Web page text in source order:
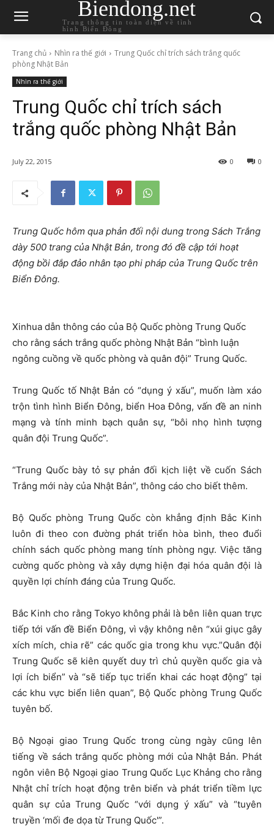
Biendong.net
Trang thông tin toàn diện về tình
hình Biển Đông
Trang chủ Nhìn ra thế giới
Trung Quốc chỉ trích sách trắng quốc
phòng Nhật Bản
Nhìn ra thế giới
Trung Quốc chỉ trích sách
trắng quốc phòng Nhật Bản
July 22, 2015 0
0
Trung Quốc hôm qua phản đối nội dung trong Sách Trắng
dày 500 trang của Nhật Bản, trong đó đề cập tới hoạt
động bồi đắp đảo nhân tạo phi pháp của Trung Quốc trên
Biển Đông.
Xinhua dẫn thông cáo của Bộ Quốc phòng Trung Quốc
cho rằng sách trắng quốc phòng Nhật Bản “bình luận
ngông cuồng về quốc phòng và quân đội” Trung Quốc.
Trung Quốc tố Nhật Bản có “dụng ý xấu”, muốn làm xáo
trộn tình hình Biển Đông, biển Hoa Đông, vấn đề an ninh
mạng và tính minh bạch quân sự, “bôi nhọ hình tượng
quân đội Trung Quốc”.
“Trung Quốc bày tỏ sự phản đối kịch liệt về cuốn Sách
Trắng mới này của Nhật Bản”, thông cáo cho biết thêm.
Bộ Quốc phòng Trung Quốc còn khẳng định Bắc Kinh
luôn đi theo con đường phát triển hòa bình, theo đuổi
chính sách quốc phòng mang tính phòng ngự. Việc tăng
cường quốc phòng và xây dựng hiện đại hóa quân đội là
quyền lợi chính đáng của Trung Quốc.
Bắc Kinh cho rằng Tokyo không phải là bên liên quan trực
tiếp tới vấn đề Biển Đông, vì vậy không nên “xúi giục gây
xích mích, chia rẽ” các quốc gia trong khu vực.”Quân đội
Trung Quốc sẽ kiên quyết duy trì chủ quyền quốc gia và
lợi ích biển” và “sẽ tiếp tục triển khai các hoạt động” tại
các khu vực biển liên quan”, Bộ Quốc phòng Trung Quốc
tuyên bố.
Bộ Ngoại giao Trung Quốc trong cùng ngày cũng lên
tiếng về sách trắng quốc phòng mới của Nhật Bản. Phát
ngôn viên Bộ Ngoại giao Trung Quốc Lục Khảng cho rằng
Nhật chỉ trích hoạt động trên biển và phát triển tiềm lực
quân sự của Trung Quốc “với dụng ý xấu” và “tuyên
truyền ‘mối đe dọa từ Trung Quốc'”.